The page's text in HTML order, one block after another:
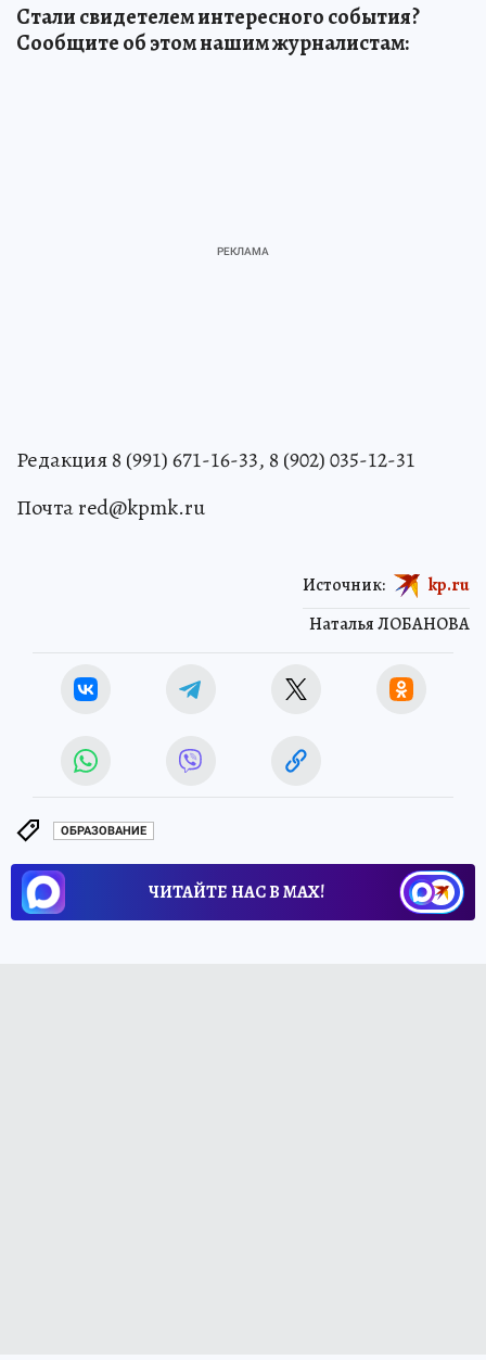
Стали свидетелем интересного события?
Сообщите об этом нашим журналистам:
Редакция 8 (991) 671-16-33, 8 (902) 035-12-31
Почта red@kpmk.ru
Наталья ЛОБАНОВА
Источник: kp.ru
ОБРАЗОВАНИЕ
ЧИТАЙТЕ НАС В МАХ!